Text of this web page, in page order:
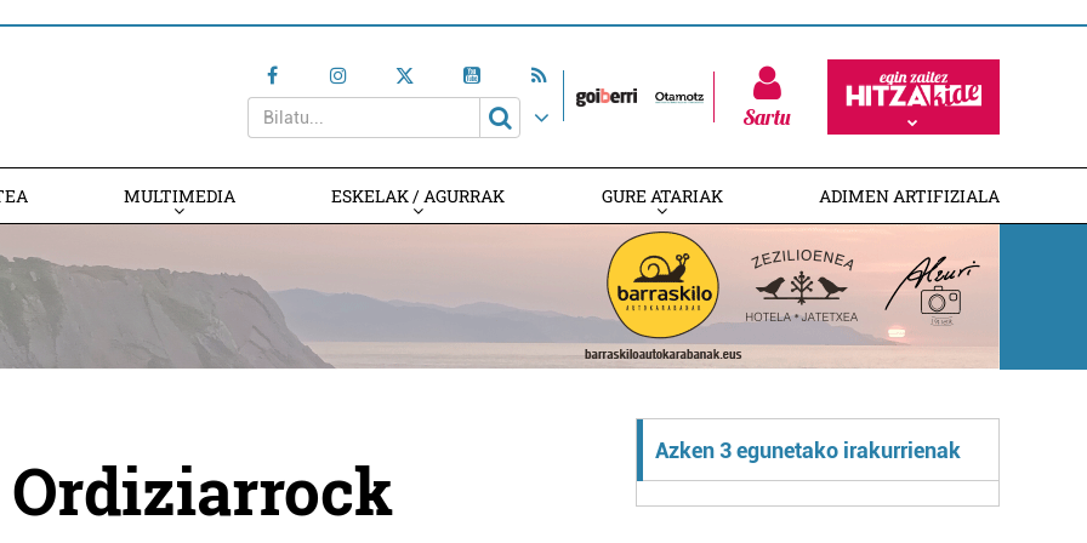
Sartu
MULTIMEDIA ESKELAK / AGURRAK GURE ATARIAK ADIMEN ARTIFIZIALA
Ordiziarrock Azken 3 egunetako irakurrienak